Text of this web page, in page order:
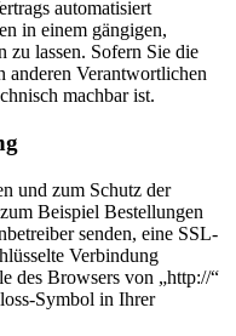
automatisiert
in einem gängigen,
zu lassen. Sofern Sie die
anderen Verantwortlichen
machbar ist.
und zum Schutz der
Beispiel Bestellungen
senden, eine SSL-
Verbindung
des Browsers von „http://“
Symbol in Ihrer